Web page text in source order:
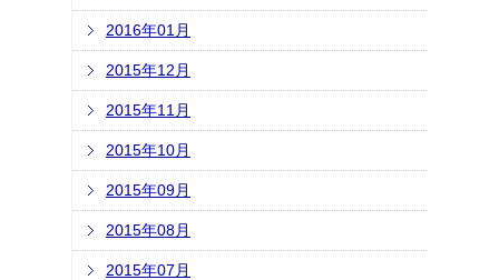
2016年01月
2015年12月
2015年11月
2015年10月
2015年09月
2015年08月
2015年07月